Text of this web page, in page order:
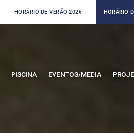
HORÁRIO DE VERÃO 2026 HORÁRIO
PISCINA EVENTOS/MEDIA